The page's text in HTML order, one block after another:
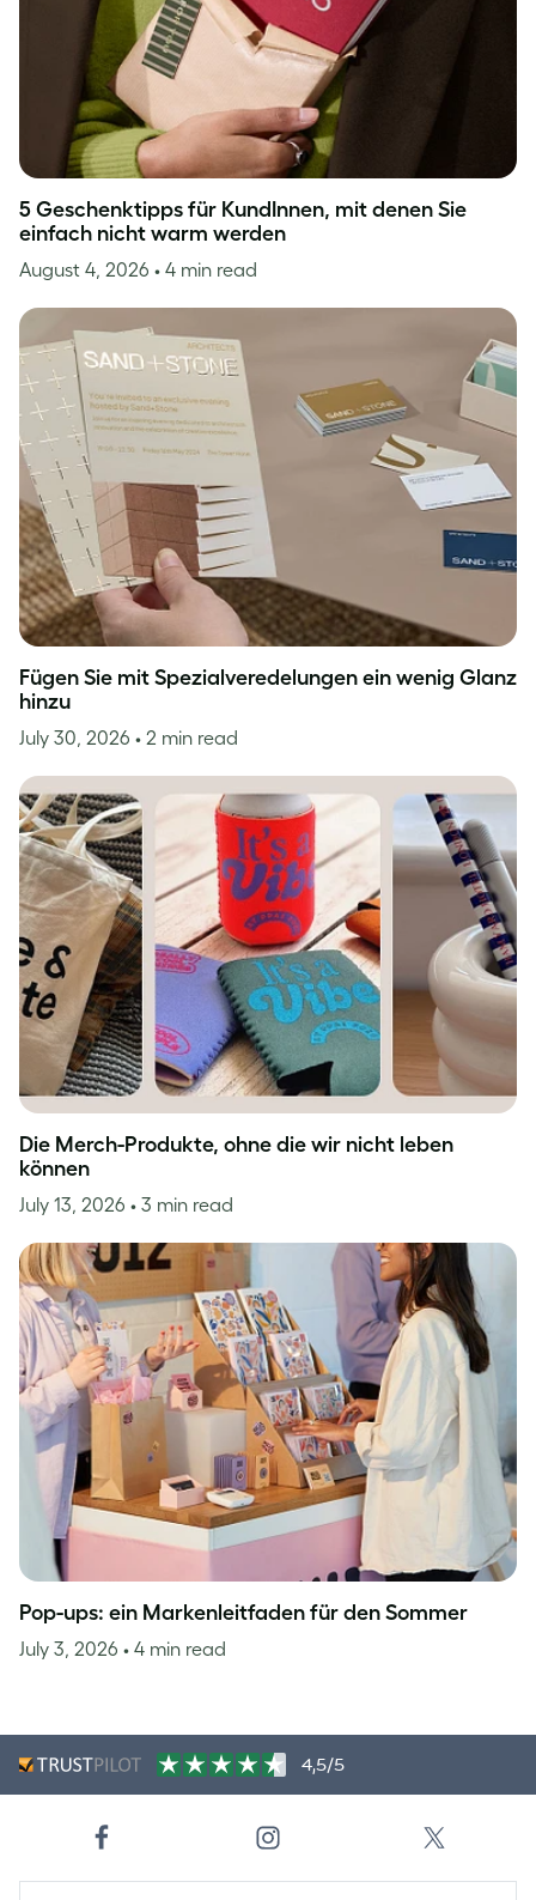
5 Geschenktipps für KundInnen, mit denen Sie
einfach nicht warm werden
August 4, 2026 • 4 min read
Fügen Sie mit Spezialveredelungen ein wenig Glanz
hinzu
July 30, 2026 • 2 min read
Die Merch-Produkte, ohne die wir nicht leben
können
July 13, 2026 • 3 min read
Pop-ups: ein Markenleitfaden für den Sommer
July 3, 2026 • 4 min read
4,5/5